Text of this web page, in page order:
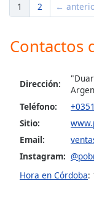
Background
Color
Opacity
Font
1 2 ←
Contactos
Dirección:
Teléfono:
Sitio:
Email:
Instagram:
Hora en Córdoba: